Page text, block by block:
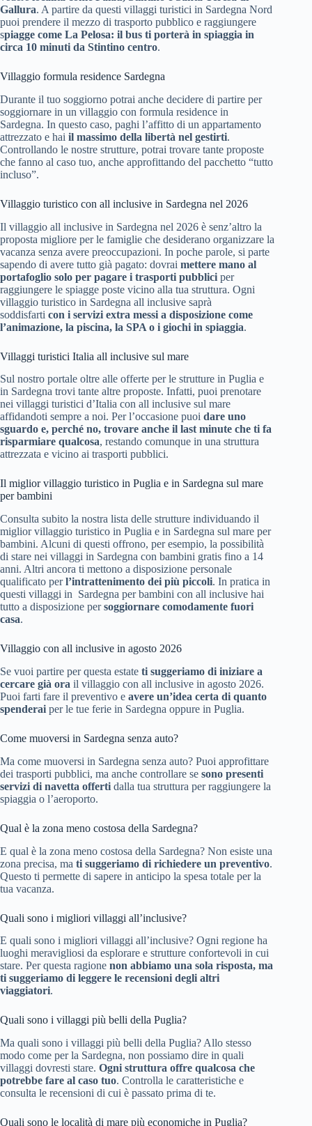
Gallura. A partire da questi villaggi turistici in Sardegna Nord
puoi prendere il mezzo di trasporto pubblico e raggiungere
spiagge come La Pelosa: il bus ti porterà in spiaggia in
circa 10 minuti da Stintino centro.
Villaggio formula residence Sardegna
Durante il tuo soggiorno potrai anche decidere di partire per
soggiornare in un villaggio con formula residence in
Sardegna. In questo caso, paghi l’affitto di un appartamento
attrezzato e hai il massimo della libertà nel gestirti.
Controllando le nostre strutture, potrai trovare tante proposte
che fanno al caso tuo, anche approfittando del pacchetto “tutto
incluso”.
Villaggio turistico con all inclusive in Sardegna nel 2026
Il villaggio all inclusive in Sardegna nel 2026 è senz’altro la
proposta migliore per le famiglie che desiderano organizzare la
vacanza senza avere preoccupazioni. In poche parole, si parte
sapendo di avere tutto già pagato: dovrai mettere mano al
portafoglio solo per pagare i trasporti pubblici per
raggiungere le spiagge poste vicino alla tua struttura. Ogni
villaggio turistico in Sardegna all inclusive saprà
soddisfarti con i servizi extra messi a disposizione come
l’animazione, la piscina, la SPA o i giochi in spiaggia.
Villaggi turistici Italia all inclusive sul mare
Sul nostro portale oltre alle offerte per le strutture in Puglia e
in Sardegna trovi tante altre proposte. Infatti, puoi prenotare
nei villaggi turistici d’Italia con all inclusive sul mare
affidandoti sempre a noi. Per l’occasione puoi dare uno
sguardo e, perché no, trovare anche il last minute che ti fa
risparmiare qualcosa, restando comunque in una struttura
attrezzata e vicino ai trasporti pubblici.
Il miglior villaggio turistico in Puglia e in Sardegna sul mare
per bambini
Consulta subito la nostra lista delle strutture individuando il
miglior villaggio turistico in Puglia e in Sardegna sul mare per
bambini. Alcuni di questi offrono, per esempio, la possibilità
di stare nei villaggi in Sardegna con bambini gratis fino a 14
anni. Altri ancora ti mettono a disposizione personale
qualificato perl’intrattenimento dei più piccoli. In pratica in
questi villaggi in Sardegna per bambini con all inclusive hai
tutto a disposizione persoggiornare comodamente fuori
casa.
Villaggio con all inclusive in agosto 2026
Se vuoi partire per questa estate ti suggeriamo di iniziare a
cercare già ora il villaggio con all inclusive in agosto 2026.
Puoi farti fare il preventivo e avere un’idea certa di quanto
spenderai per le tue ferie in Sardegna oppure in Puglia.
Come muoversi in Sardegna senza auto?
Ma come muoversi in Sardegna senza auto? Puoi approfittare
dei trasporti pubblici, ma anche controllare se sono presenti
servizi di navetta offerti dalla tua struttura per raggiungere la
spiaggia o l’aeroporto.
Qual è la zona meno costosa della Sardegna?
E qual è la zona meno costosa della Sardegna? Non esiste una
zona precisa, ma ti suggeriamo di richiedere un preventivo.
Questo ti permette di sapere in anticipo la spesa totale per la
tua vacanza.
Quali sono i migliori villaggi all’inclusive?
E quali sono i migliori villaggi all’inclusive? Ogni regione ha
luoghi meravigliosi da esplorare e strutture confortevoli in cui
stare. Per questa ragione non abbiamo una sola risposta, ma
ti suggeriamo di leggere le recensioni degli altri
viaggiatori.
Quali sono i villaggi più belli della Puglia?
Ma quali sono i villaggi più belli della Puglia? Allo stesso
modo come per la Sardegna, non possiamo dire in quali
villaggi dovresti stare. Ogni struttura offre qualcosa che
potrebbe fare al caso tuo. Controlla le caratteristiche e
consulta le recensioni di cui è passato prima di te.
Quali sono le località di mare più economiche in Puglia?